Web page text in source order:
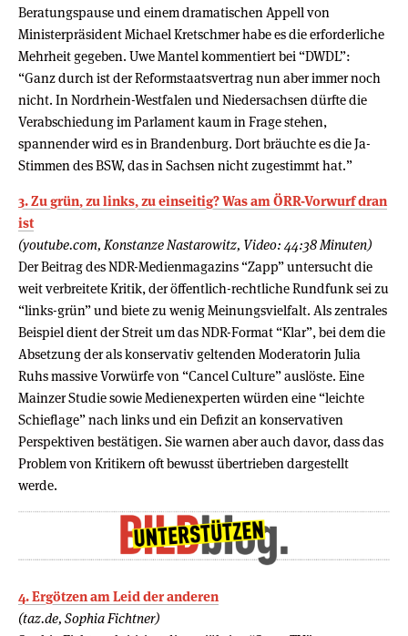
Beratungspause und einem dramatischen Appell von
Ministerpräsident Michael Kretschmer habe es die erforderliche
Mehrheit gegeben. Uwe Mantel kommentiert bei “DWDL”:
“Ganz durch ist der Reformstaatsvertrag nun aber immer noch
nicht. In Nordrhein-Westfalen und Niedersachsen dürfte die
Verabschiedung im Parlament kaum in Frage stehen,
spannender wird es in Brandenburg. Dort bräuchte es die Ja-
Stimmen des BSW, das in Sachsen nicht zugestimmt hat.”
3. Zu grün, zu links, zu einseitig? Was am ÖRR-Vorwurf dran
ist
(youtube.com, Konstanze Nastarowitz, Video: 44:38 Minuten)
Der Beitrag des NDR-Medienmagazins “Zapp” untersucht die
weit verbreitete Kritik, der öffentlich-rechtliche Rundfunk sei zu
“links-grün” und biete zu wenig Meinungsvielfalt. Als zentrales
Beispiel dient der Streit um das NDR-Format “Klar”, bei dem die
Absetzung der als konservativ geltenden Moderatorin Julia
Ruhs massive Vorwürfe von “Cancel Culture” auslöste. Eine
Mainzer Studie sowie Medienexperten würden eine “leichte
Schieflage” nach links und ein Defizit an konservativen
Perspektiven bestätigen. Sie warnen aber auch davor, dass das
Problem von Kritikern oft bewusst übertrieben dargestellt
werde.
4. Ergötzen am Leid der anderen
(taz.de, Sophia Fichtner)